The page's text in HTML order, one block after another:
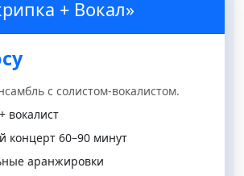
+ Вокал»
с солистом-вокалистом.
вокалист
концерт 60–90 минут
аранжировки